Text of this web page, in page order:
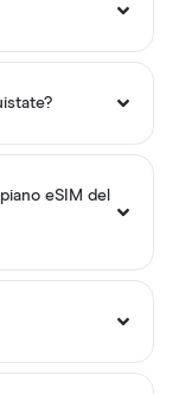
eSIM del